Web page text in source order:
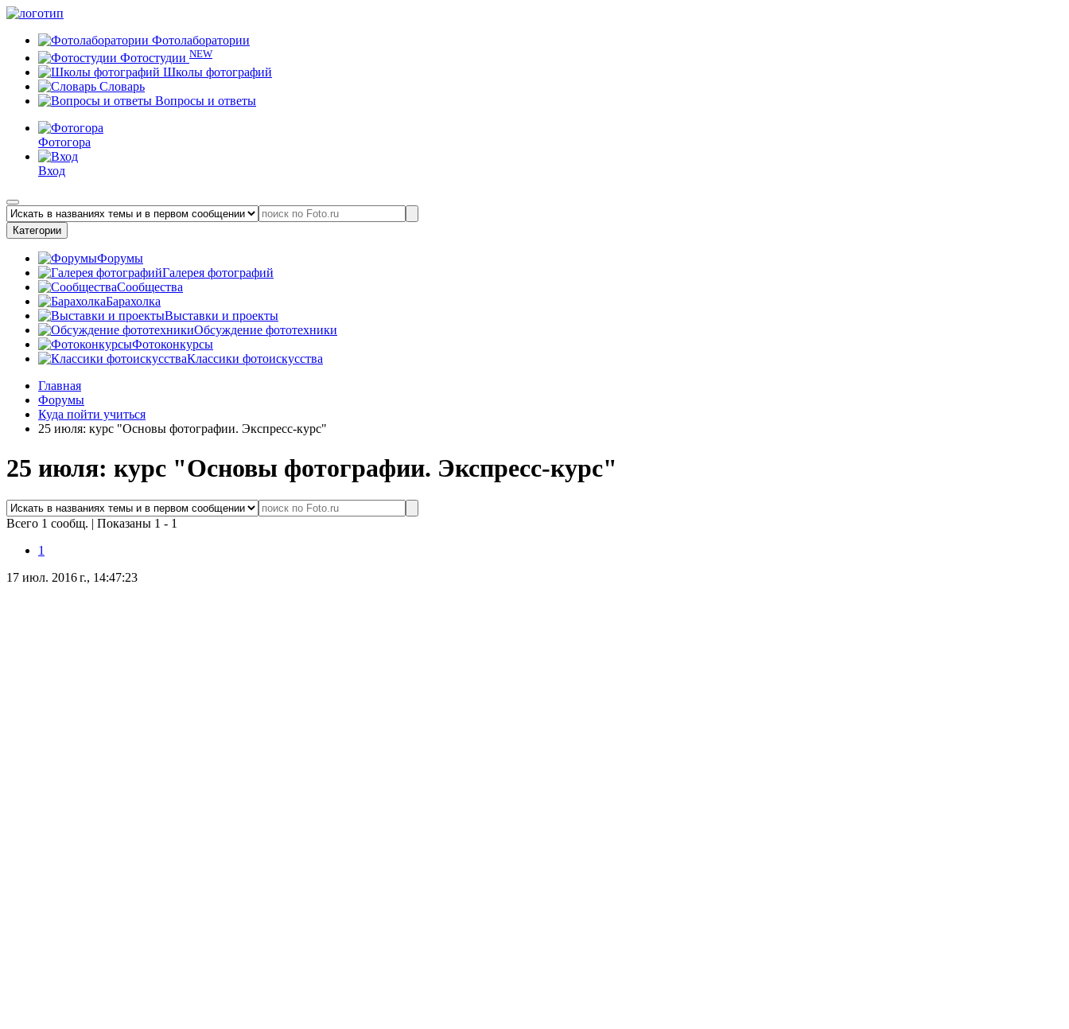
Фотолаборатории
Фотостудии NEW
Школы фотографий
Словарь
Вопросы и ответы
Фотогора
Вход
Категории
Форумы
Галерея фотографий
Сообщества
Барахолка
Выставки и проекты
Обсуждение фототехники
Фотоконкурсы
Классики фотоискусства
Главная
Форумы
Куда пойти учиться
25 июля: курс "Основы фотографии. Экспресс-курс"
25 июля: курс "Основы фотографии. Экспресс-курс"
Всего 1 сообщ. | Показаны 1 - 1
1
17 июл. 2016 г., 14:47:23